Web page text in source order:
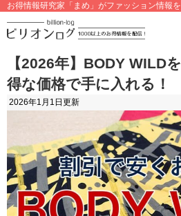
お得情報研究家「まめ」がファッション情報
【2026年】BODY WILD
得な価格で手に入れる！
2026年1月1日 更新